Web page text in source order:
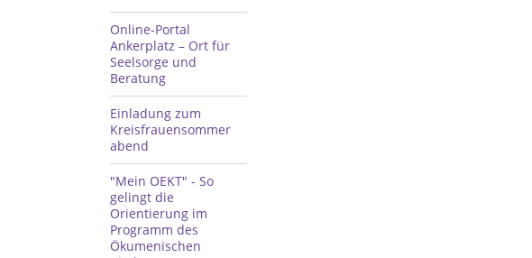
Online-Portal
Ankerplatz – Ort für
Seelsorge und
Beratung
Einladung zum
Kreisfrauensommer
abend
"Mein OEKT" - So
gelingt die
Orientierung im
Programm des
Ökumenischen